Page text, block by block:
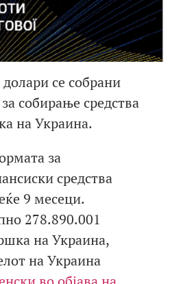
се собрани
собирање средства
на Украина.
за
средства
9 месеци.
278.890.001
на Украина,
на Украина